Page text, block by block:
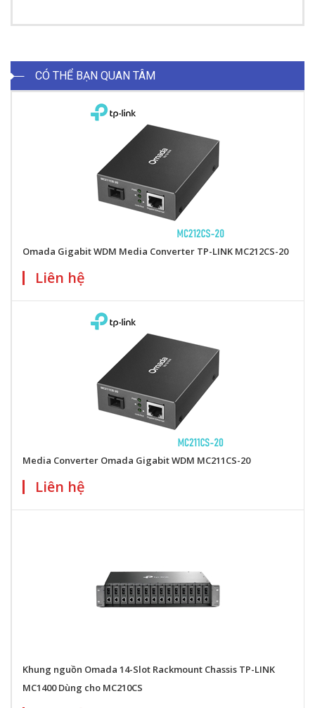
CÓ THỂ BẠN QUAN TÂM
Omada Gigabit WDM Media Converter TP-LINK MC212CS-20
Liên hệ
Media Converter Omada Gigabit WDM MC211CS-20
Liên hệ
Khung nguồn Omada 14-Slot Rackmount Chassis TP-LINK
MC1400 Dùng cho MC210CS